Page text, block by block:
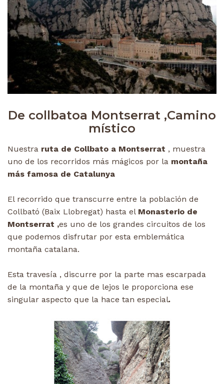
De collbatoa Montserrat ,Camino
místico
Nuestra ruta de Collbato a Montserrat , muestra
uno de los recorridos más mágicos por la montaña
más famosa de Catalunya
El recorrido que transcurre entre la población de
Collbató (Baix Llobregat) hasta el Monasterio de
Montserrat ,es uno de los grandes circuitos de los
que podemos disfrutar por esta emblemática
montaña catalana.
Esta travesía , discurre por la parte mas escarpada
de la montaña y que de lejos le proporciona ese
singular aspecto que la hace tan especial.